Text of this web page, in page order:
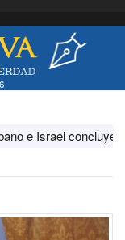
e Israel concluyen